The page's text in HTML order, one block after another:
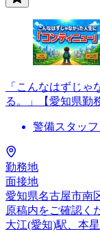
「こんなはずじ
る。」【愛知県勤
警備スタッフ
勤務地
面接地
愛知県名古屋市南
原稿内をご確認く
大江(愛知)駅、本